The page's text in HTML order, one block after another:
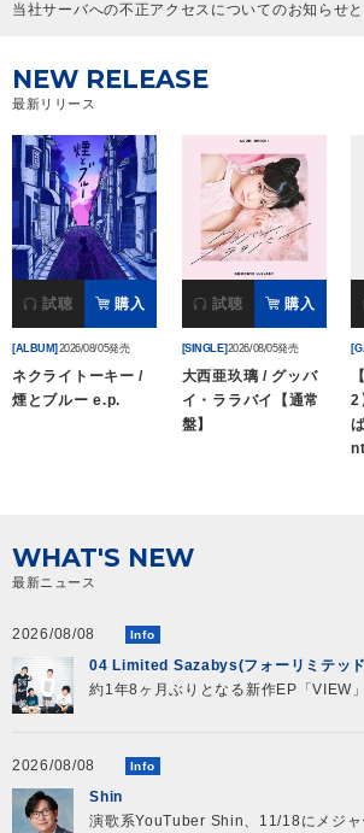
オーディション
直営ショップ
会社情報
サイトマップ
お問い合わせ
閉じる
当社サーバへの不正アクセスについてのお知らせ
NEW RELEASE
最新リリース
試聴 購入
[ALBUM] 2026/08/05発売
ネクライトーキー /
煙とブルー e.p.
試聴 購入
[SINGLE]2026/08/05発売
大西亜玖璃 / グッバ
イ・ララバイ【通常
盤】
2
WHAT'S NEW
最新ニュース
2026/08/08 Info
04 Limited Sazabys(フォーリミテッ
約1年8ヶ月ぶりとなる新作EP「VIEW
2026/08/08 Info
Shin
演歌系YouTuber Shin、11/18にメジャ